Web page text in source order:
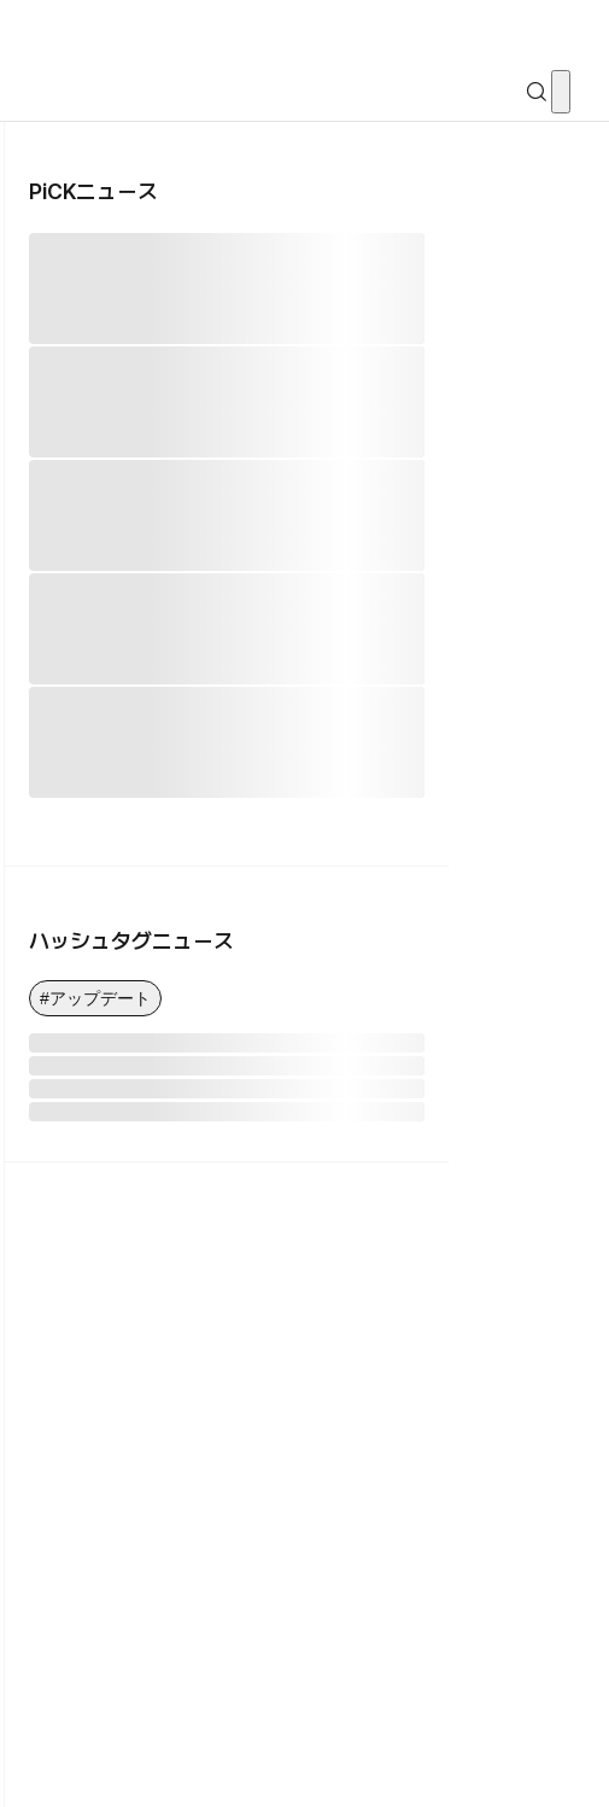
PiCKニュース
ハッシュタグニュース
#アップデート